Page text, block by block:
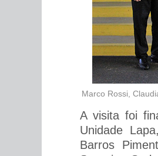
Marco Rossi,
A visita foi
Unidade
Barros